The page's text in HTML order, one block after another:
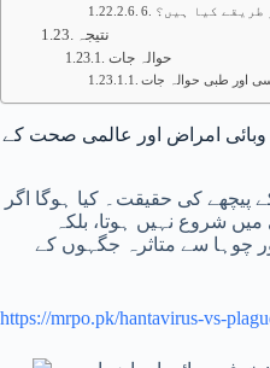
طریقے کیا ہیں؟
نتیجہ
حوالہ جات
اور طبی حوالہ جات
وبائی امراض اور عالمی صحت کے
پیچھے کی حقیقت۔ کیا ہوگا اگر
شروع نہیں ہوتا، بلکہ
چوہا سے متاثرہ جگہوں کے
https://mrpo.pk/hantavirus-vs-